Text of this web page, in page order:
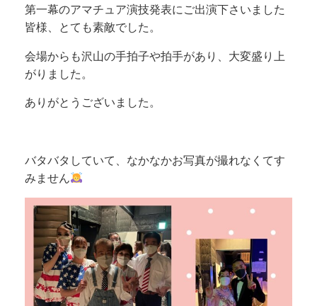
第一幕のアマチュア演技発表にご出演下さいました
皆様、とても素敵でした。
会場からも沢山の手拍子や拍手があり、大変盛り上
がりました。
ありがとうございました。
バタバタしていて、なかなかお写真が撮れなくてす
みません